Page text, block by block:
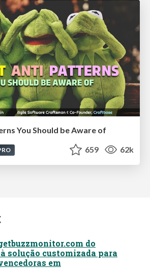
You Should be Aware of
659 62k
do
solução customizada para
em